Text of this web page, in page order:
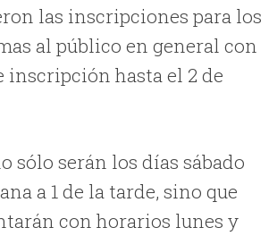
las inscripciones para los
al público en general con
inscripción hasta el 2 de
sólo serán los días sábado
a 1 de la tarde, sino que
con horarios lunes y